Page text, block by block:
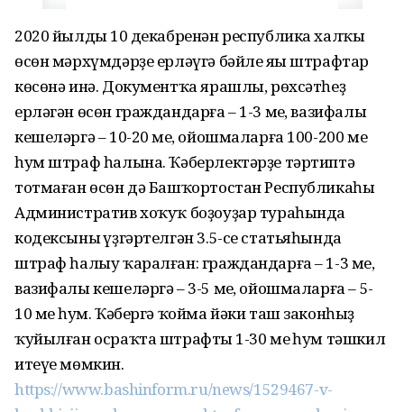
2020 йылдың 10 декабренән республика халҡы
өсөн мәрхүмдәрҙе ерләүгә бәйле яңы штрафтар
көсөнә инә. Документҡа ярашлы, рөхсәтһеҙ
ерләгән өсөн граждандарға – 1-3 мең, вазифалы
кешеләргә – 10-20 мең, ойошмаларға 100-200 мең
һум штраф һалына. Ҡәберлектәрҙе тәртиптә
тотмаған өсөн дә Башҡортостан Республикаһы
Административ хоҡуҡ боҙоуҙар тураһында
кодексының үҙгәртелгән 3.5-се статьяһында
штраф һалыу ҡаралған: граждандарға – 1-3 мең,
вазифалы кешеләргә – 3-5 мең, ойошмаларға – 5-
10 мең һум. Ҡәбергә ҡойма йәки таш законһыҙ
ҡуйылған осраҡта штрафтың 1-30 мең һум тәшкил
итеүе мөмкин.
https://www.bashinform.ru/news/1529467-v-